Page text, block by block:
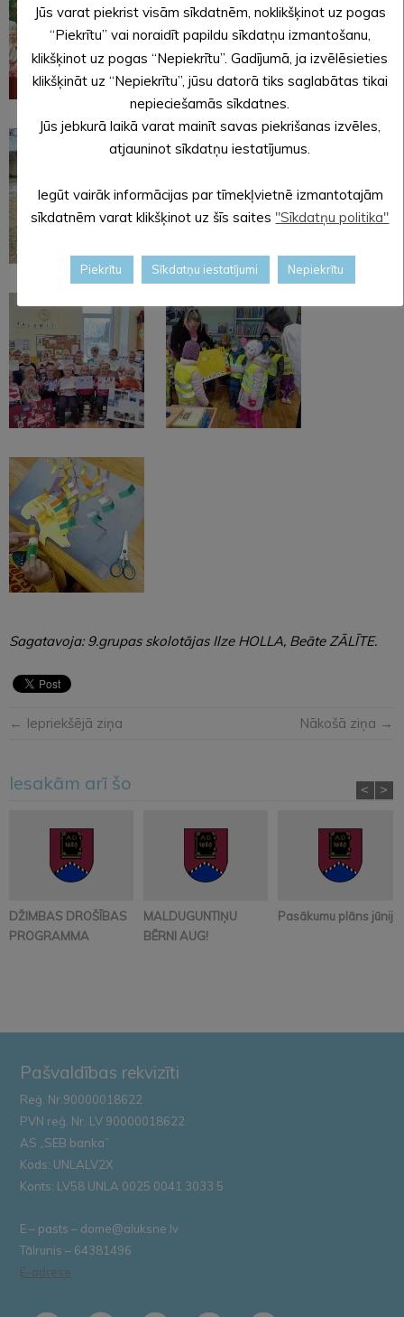
Sagatavoja: 9.grupas skolotājas Ilze HOLLA, Beāte ZĀLĪTE.
← Iepriekšējā ziņa Nākošā ziņa →
Iesakām arī šo
DŽIMBAS DROŠĪBAS
PROGRAMMA
MALDUGUNTIŅU
BĒRNI AUG!
Pasākumu plāns jūnijā
< >
Pašvaldības rekvizīti
Reģ. Nr.90000018622
PVN reģ. Nr. LV 90000018622
AS „SEB banka”
Kods: UNLALV2X
Konts: LV58 UNLA 0025 0041 3033 5
E – pasts – dome@aluksne.lv
Tālrunis – 64381496
E-adrese
Jūs varat piekrist visām sīkdatnēm, noklikšķinot uz pogas
“Piekrītu” vai noraidīt papildu sīkdatņu izmantošanu,
klikšķinot uz pogas “Nepiekrītu”. Gadījumā, ja izvēlēsieties
klikšķināt uz “Nepiekrītu”, jūsu datorā tiks saglabātas tikai
nepieciešamās sīkdatnes.
Jūs jebkurā laikā varat mainīt savas piekrišanas izvēles,
atjauninot sīkdatņu iestatījumus.
Iegūt vairāk informācijas par tīmekļvietnē izmantotajām
sīkdatnēm varat klikšķinot uz šīs saites "Sīkdatņu politika"
Piekrītu Sīkdatņu iestatījumi Nepiekrītu